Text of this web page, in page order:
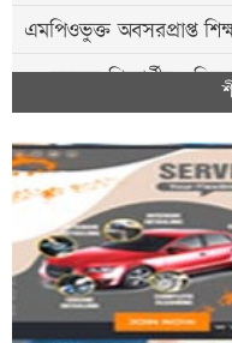
এমপিওভুক্ত অবসরপ্রাপ্ত
১৪ বছরের শিক্ষার্থীর
মাধবপুরে গৃহবধূর
সাপ্তাহিক বাজারে স্বস্তি
নতুন মজুরি বোর্ড গঠনের